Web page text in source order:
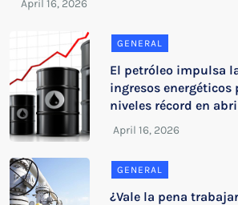
GENERAL
El petróleo impulsa
ingresos
niveles récord en
GENERAL
¿Vale la pena